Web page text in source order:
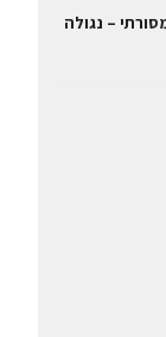
– נגולה